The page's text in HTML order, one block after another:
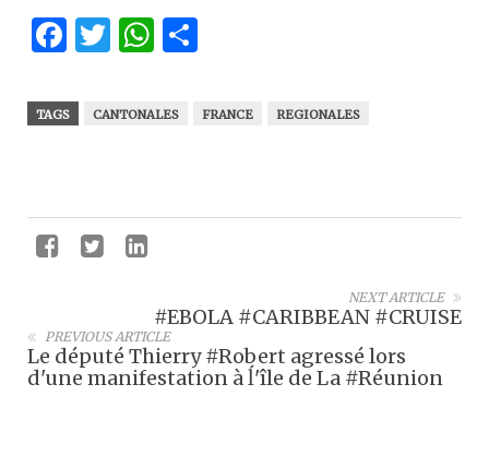
Facebook
Twitter
WhatsApp
TAGS CANTONALES FRANCE REGIONALES
NEXT ARTICLE
#EBOLA #CARIBBEAN #CRUISE
PREVIOUS ARTICLE
Le député Thierry #Robert agressé lors
d'une manifestation à ĺ'île de La #Réunion